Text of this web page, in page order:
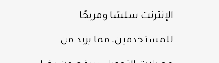
الإنترنت سلسًا ومريحًا
للمستخدمين، مما يزيد من